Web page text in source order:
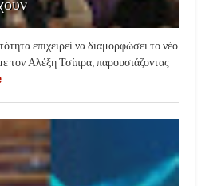
επιχειρεί να διαμορφώσει το νέο
τον Αλέξη Τσίπρα, παρουσιάζοντας